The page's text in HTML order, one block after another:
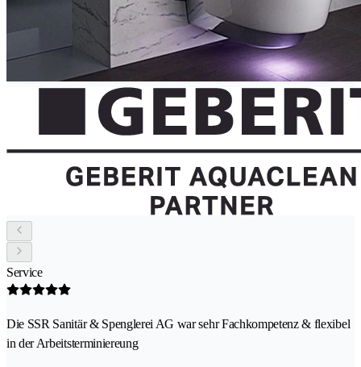
Service
Die SSR Sanitär & Spenglerei AG war sehr Fachkompetenz & flexibel
in der Arbeitsterminiereung